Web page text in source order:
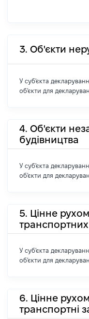
3. Об'єкти
У суб'єкта
об'єкти для
4. Об'єкти
будівництва
У суб'єкта
об'єкти для
5. Цінне
транспортних
У суб'єкта
об'єкти для
6. Цінне
транспортні